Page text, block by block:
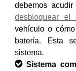
debemos
desbloquear el
vehículo o
batería. Esta
sistema.
Sistema